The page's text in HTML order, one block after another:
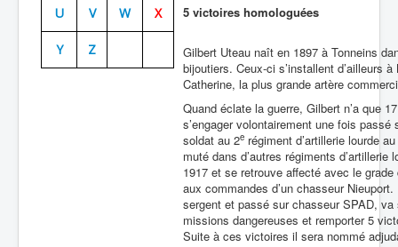
Les As
Cahiers des As
U V W X
Y Z
5 victoires homologuées
Gilbert Uteau naît en 1897 à Tonneins
bijoutiers. Ceux-ci s’installent d’ailleurs
Catherine, la plus grande artère
Quand éclate la guerre, Gilbert n’a que
s’engager volontairement une fois passé
soldat au 2e régiment d’artillerie lourde
muté dans d’autres régiments
1917 et se retrouve affecté avec le
aux commandes d’un chasseur
sergent et passé sur chasseur SPAD,
missions dangereuses et remporter 5
Suite à ces victoires il sera nommé